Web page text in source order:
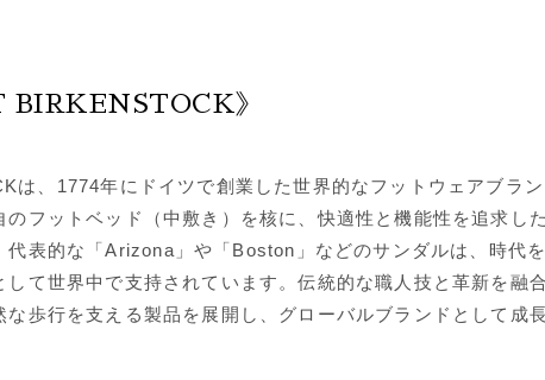
BIRKENSTOCK》
は、1774年にドイツで創業した世界的なフットウェアブラ
のフットベッド（中敷き）を核に、快適性と機能性を追求し
代表的な「Arizona」や「Boston」などのサンダルは、時代
して世界中で支持されています。伝統的な職人技と革新を融
な歩行を支える製品を展開し、グローバルブランドとして成